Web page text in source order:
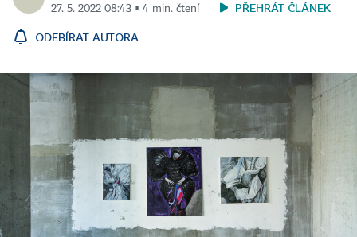
27. 5. 2022 08:43 ▪ 4 min. čtení PŘEHRÁT ČLÁNEK
ODEBÍRAT AUTORA